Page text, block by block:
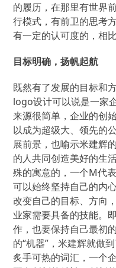
的履历，在那里有世界
行模式，有前卫的思考
有一定的认可度的，相
目标明确，扬帆起航
既然有了发展的目标和
logo设计可以说是一家
来源很简单，企业的创
以成为超级大、领先的
展前景，也喻示米建辉
的人共同创造美好的生
殊的寓意的，一个M代
可以始终坚持自己的内
改变自己的目标、方向
业家需要具备的技能。
作，也要保持自己最初
的“机器”，米建辉就做
炙手可热的词汇，一个